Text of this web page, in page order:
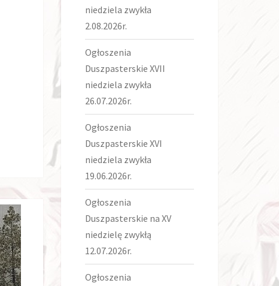
niedziela zwykła
2.08.2026r.
Ogłoszenia
Duszpasterskie XVII
niedziela zwykła
26.07.2026r.
Ogłoszenia
Duszpasterskie XVI
niedziela zwykła
19.06.2026r.
Ogłoszenia
Duszpasterskie na XV
niedzielę zwykłą
12.07.2026r.
Ogłoszenia